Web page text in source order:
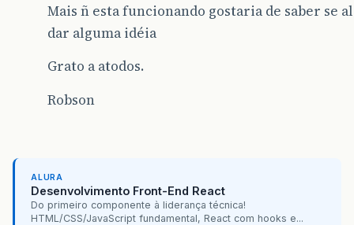
class= "button"
</ul>
</rich:modalPanel>
Mais ñ esta funcionando gostaria de saber se
dar alguma idéia
Grato a atodos.
Robson
ALURA
Desenvolvimento Front-End React
Do primeiro componente à liderança técnica!
HTML/CSS/JavaScript fundamental, React com hooks e...